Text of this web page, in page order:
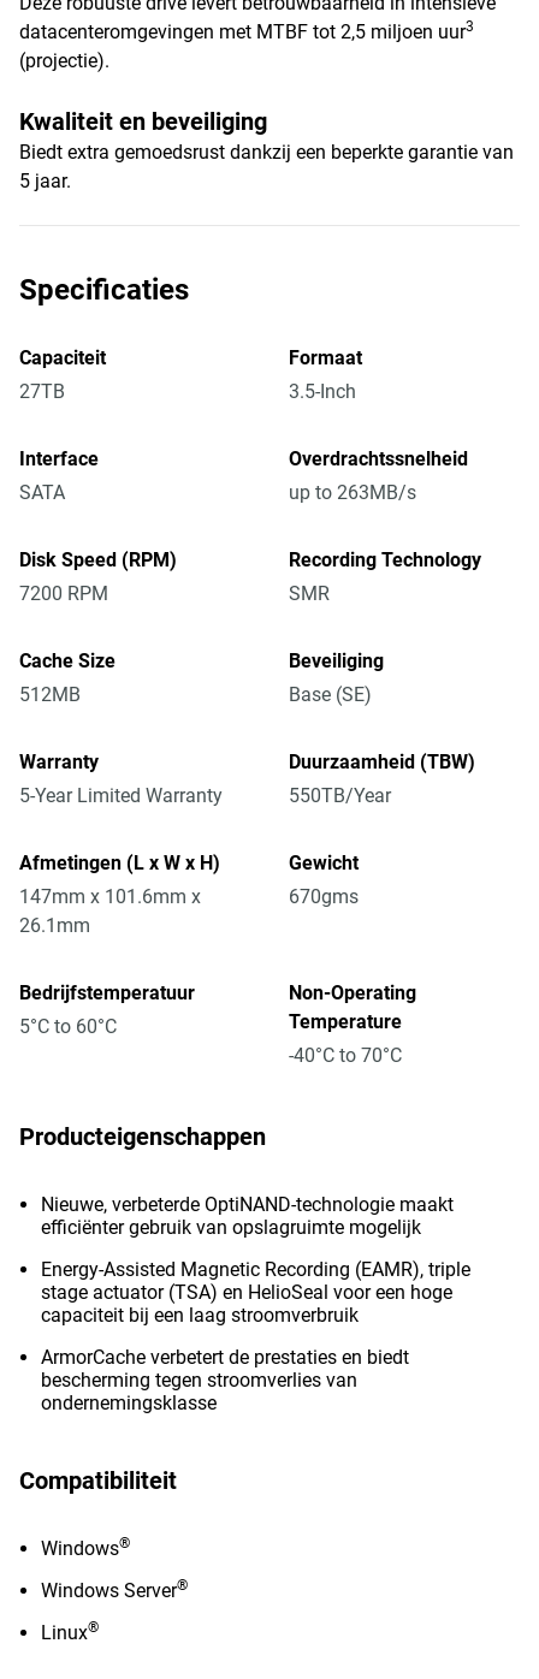
datacenteromgevingen met MTBF tot 2,5 miljoen uur3
(projectie).
Kwaliteit en beveiliging
Biedt extra gemoedsrust dankzij een beperkte garantie van
5 jaar.
Specificaties
Capaciteit
27TB
Formaat
3.5-Inch
Interface
SATA
Overdrachtssnelheid
up to 263MB/s
Disk Speed (RPM)
7200 RPM
Recording Technology
SMR
Cache Size
512MB
Beveiliging
Base (SE)
Warranty
5-Year Limited Warranty
Duurzaamheid (TBW)
550TB/Year
Afmetingen (L x W x H)
147mm x 101.6mm x
26.1mm
Gewicht
670gms
Bedrijfstemperatuur
5°C to 60°C
Non-Operating
Temperature
-40°C to 70°C
Producteigenschappen
Nieuwe, verbeterde OptiNAND-technologie maakt
efficiënter gebruik van opslagruimte mogelijk
Energy-Assisted Magnetic Recording (EAMR), triple
stage actuator (TSA) en HelioSeal voor een hoge
capaciteit bij een laag stroomverbruik
ArmorCache verbetert de prestaties en biedt
bescherming tegen stroomverlies van
ondernemingsklasse
Compatibiliteit
Windows®
Windows Server®
Linux®